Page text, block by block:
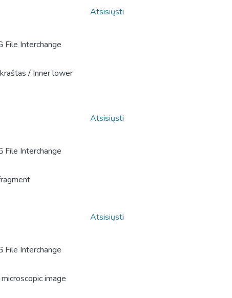
File Interchange
/ Inner lower
Atsisiųsti
File Interchange
Atsisiųsti
File Interchange
image
Atsisiųsti